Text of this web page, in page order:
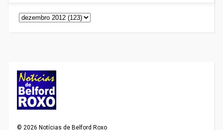
© 2026 Notícias de Belford Roxo